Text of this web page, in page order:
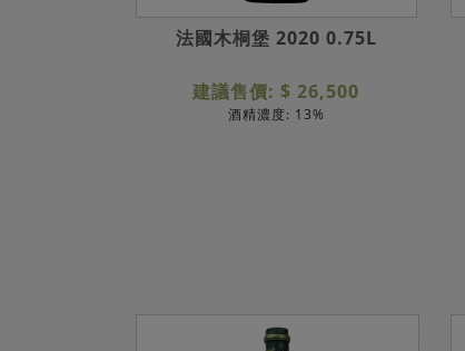
法國木桐堡 2020 0.75L
建議售價: $ 26,500
酒精濃度: 13%